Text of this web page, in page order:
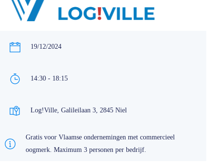
19/12/2024
14:30 - 18:15
Log!Ville, Galileilaan 3, 2845 Niel
Gratis voor Vlaamse ondernemingen met commercieel
oogmerk. Maximum 3 personen per bedrijf.